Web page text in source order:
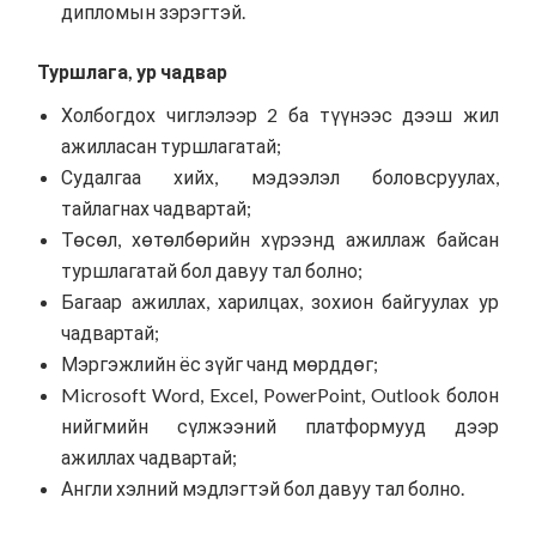
дипломын зэрэгтэй.
Туршлага, ур чадвар
Холбогдох чиглэлээр 2 ба түүнээс дээш жил
ажилласан туршлагатай;
Судалгаа хийх, мэдээлэл боловсруулах,
тайлагнах чадвартай;
Төсөл, хөтөлбөрийн хүрээнд ажиллаж байсан
туршлагатай бол давуу тал болно;
Багаар ажиллах, харилцах, зохион байгуулах ур
чадвартай;
Мэргэжлийн ёс зүйг чанд мөрддөг;
Microsoft Word, Excel, PowerPoint, Outlook болон
нийгмийн сүлжээний платформууд дээр
ажиллах чадвартай;
Англи хэлний мэдлэгтэй бол давуу тал болно.